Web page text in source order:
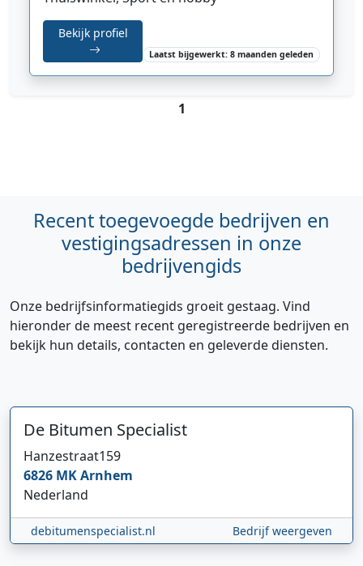
Bekijk profiel
Laatst bijgewerkt: 8 maanden geleden
1
Recent toegevoegde bedrijven en
vestigingsadressen in onze
bedrijvengids
Onze bedrijfsinformatiegids groeit gestaag. Vind
hieronder de meest recent geregistreerde bedrijven en
bekijk hun details, contacten en geleverde diensten.
De Bitumen Specialist
Hanzestraat159
6826 MKArnhem
Nederland
debitumenspecialist.nl Bedrijf weergeven